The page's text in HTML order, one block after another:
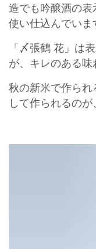
造でも吟醸酒の
使い仕込んでいま
「〆張鶴 花」は
が、キレのある味
秋の新米で作ら
して作られるのが